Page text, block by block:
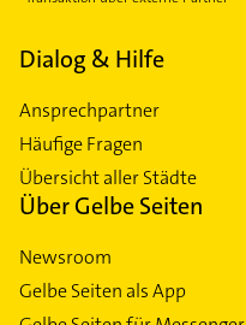
Dialog & Hilfe
Ansprechpartner
Häufige Fragen
Übersicht aller Städte
Über Gelbe Seiten
Newsroom
Gelbe Seiten als App